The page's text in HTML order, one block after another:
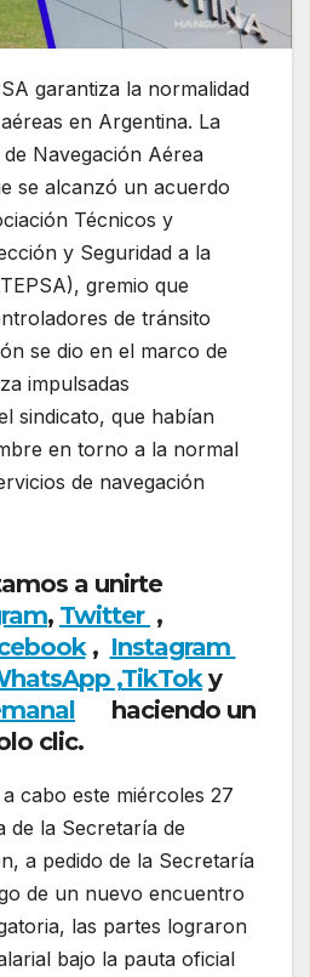
garantiza la normalidad
en Argentina. La
Navegación Aérea
se alcanzó un acuerdo
Técnicos y
y Seguridad a la
gremio que
de tránsito
se dio en el marco de
impulsadas
sindicato, que habían
en torno a la normal
de navegación
a unirte
, Twitter ,
, Instagram
,TikToky
haciendo un
clic.
cabo este miércoles 27
de la Secretaría de
a pedido de la Secretaría
de un nuevo encuentro
las partes lograron
bajo la pauta oficial